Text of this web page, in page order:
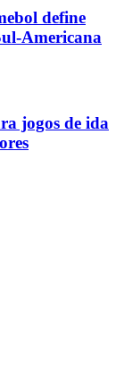
define
Americana
jogos de ida